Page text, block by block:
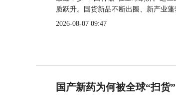
质跃升。国货新品不断出圈、新产业
2026-08-07 09:47
国产新药为何被全球“扫货”